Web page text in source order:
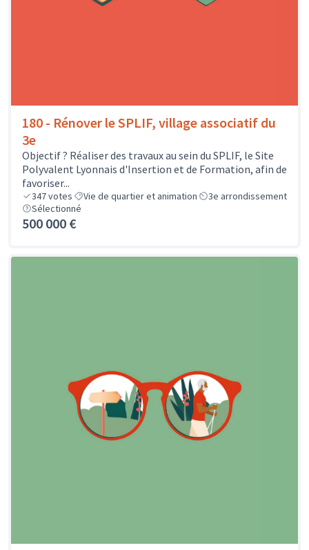
180 - Rénover le SPLIF, village associatif du
3e
Objectif ? Réaliser des travaux au sein du SPLIF, le Site
Polyvalent Lyonnais d'Insertion et de Formation, afin de
favoriser...
347votes Vie de quartier et animation
3e arrondissement
Sélectionné
500 000 €